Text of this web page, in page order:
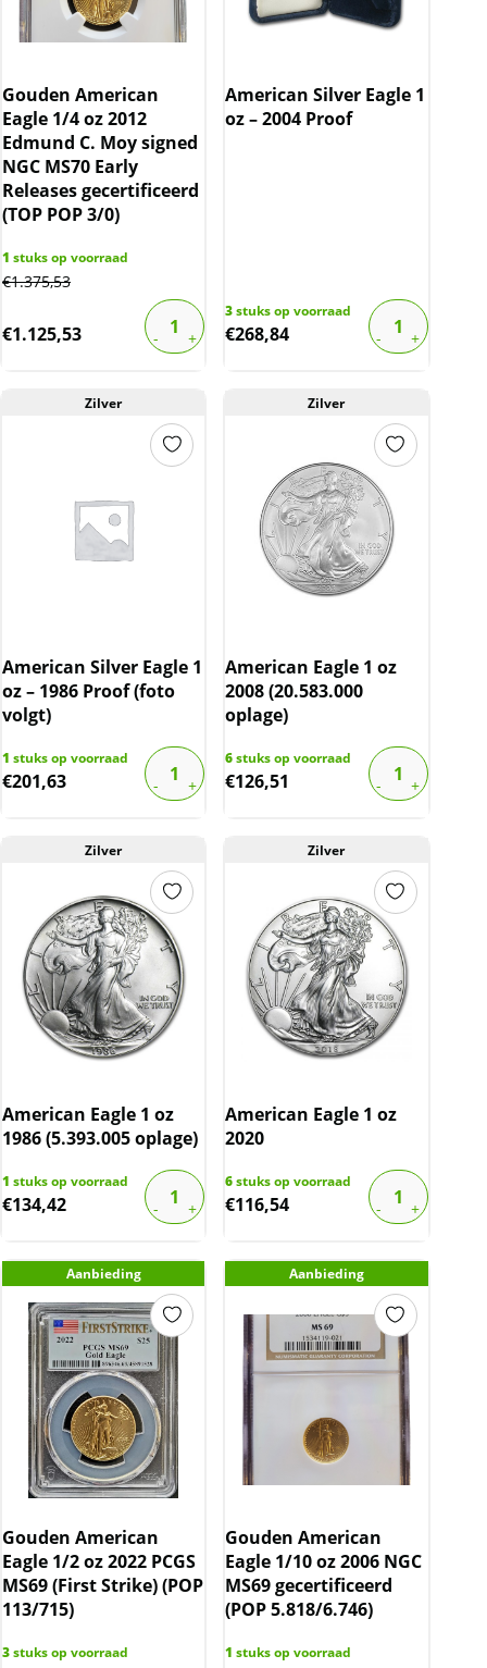
Gouden American
Eagle 1/4 oz 2012
Edmund C. Moy signed
NGC MS70 Early
Releases gecertificeerd
(TOP POP 3/0)
1 stuks op voorraad
€1.375,53
€1.125,53
American Silver Eagle 1
oz – 2004 Proof
3stuks op voorraad
€268,84
Zilver
American Silver Eagle 1
oz – 1986 Proof (foto
volgt)
1 stuks op voorraad
€201,63
Zilver
American Eagle 1 oz
2008 (20.583.000
oplage)
6stuks op voorraad
€126,51
Zilver
American Eagle 1 oz
1986 (5.393.005 oplage)
1 stuks op voorraad
€134,42
Zilver
American Eagle 1 oz
2020
6stuks op voorraad
€116,54
Aanbieding
Gouden American
Eagle 1/2 oz 2022 PCGS
MS69 (First Strike) (POP
113/715)
3stuks op voorraad
Aanbieding
Gouden American
Eagle 1/10 oz 2006 NGC
MS69 gecertificeerd
(POP 5.818/6.746)
1 stuks op voorraad